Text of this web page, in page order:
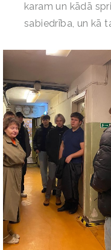
karam un kādā
sabiedrība, un kā